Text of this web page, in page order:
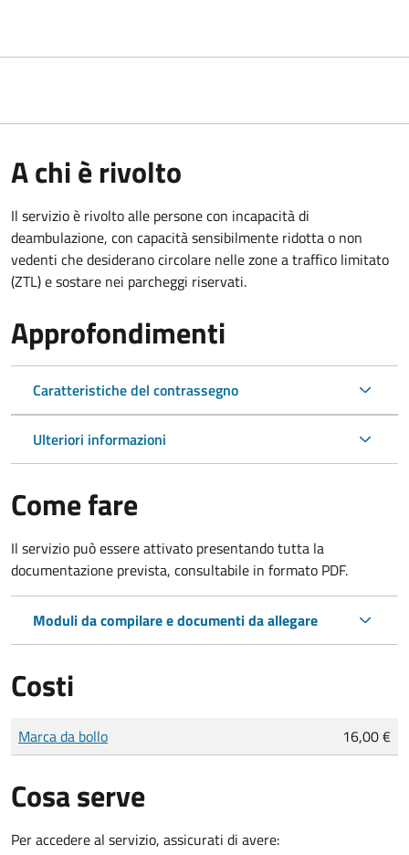
A chi è rivolto
Il servizio è rivolto alle persone con incapacità di
deambulazione, con capacità sensibilmente ridotta o non
vedenti che desiderano circolare nelle zone a traffico limitato
(ZTL) e sostare nei parcheggi riservati.
Approfondimenti
Caratteristiche del contrassegno
Ulteriori informazioni
Come fare
Il servizio può essere attivato presentando tutta la
documentazione prevista, consultabile in formato PDF.
Moduli da compilare e documenti da allegare
Costi
Tipo di pagamento
Importo
Marca da bollo 16,00 €
Cosa serve
Per accedere al servizio, assicurati di avere: